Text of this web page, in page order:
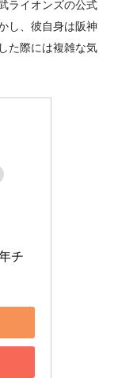
ライオンズの公式
し、彼自身は阪神
た際には複雑な気
チ